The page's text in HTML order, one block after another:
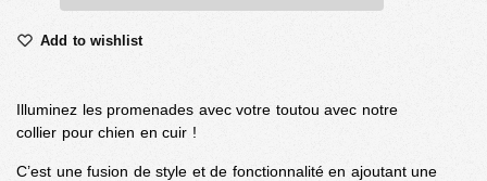
Add to wishlist
Illuminez les promenades avec votre toutou avec notre
collier pour chien en cuir !
C’est une fusion de style et de fonctionnalité en ajoutant une